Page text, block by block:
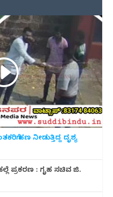
ಹಣ ನೀಡುತ್ತಿದ್ದ ದೃಶ್ಯ
ಪ್ರಕರಣ : ಗೃಹ ಸಚಿವ ಜಿ.